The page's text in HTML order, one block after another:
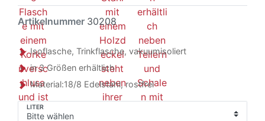
Artikelnummer 30208
Isoflasche, Trinkflasche, vakuumisoliert
in 3 Größen erhältlich
Material:18/8 Edelstahl, rostfrei
LITER